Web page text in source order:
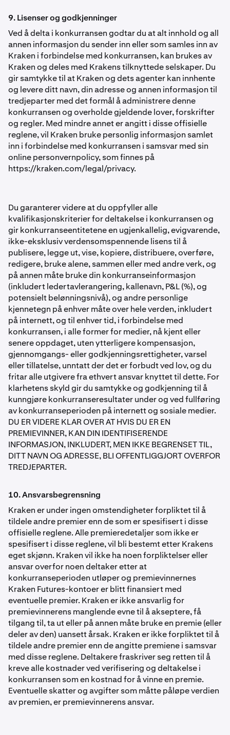
9. Lisenser og godkjenninger
Ved å delta i konkurransen godtar du at alt innhold og all
annen informasjon du sender inn eller som samles inn av
Kraken i forbindelse med konkurransen, kan brukes av
Kraken og deles med Krakens tilknyttede selskaper. Du
gir samtykke til at Kraken og dets agenter kan innhente
og levere ditt navn, din adresse og annen informasjon til
tredjeparter med det formål å administrere denne
konkurransen og overholde gjeldende lover, forskrifter
og regler. Med mindre annet er angitt i disse offisielle
reglene, vil Kraken bruke personlig informasjon samlet
inn i forbindelse med konkurransen i samsvar med sin
online personvernpolicy, som finnes på
https://kraken.com/legal/privacy.
Du garanterer videre at du oppfyller alle
kvalifikasjonskriterier for deltakelse i konkurransen og
gir konkurranseentitetene en ugjenkallelig, evigvarende,
ikke-eksklusiv verdensomspennende lisens til å
publisere, legge ut, vise, kopiere, distribuere, overføre,
redigere, bruke alene, sammen eller med andre verk, og
på annen måte bruke din konkurranseinformasjon
(inkludert ledertavlerangering, kallenavn, P&L (%), og
potensielt belønningsnivå), og andre personlige
kjennetegn på enhver måte over hele verden, inkludert
på internett, og til enhver tid, i forbindelse med
konkurransen, i alle former for medier, nå kjent eller
senere oppdaget, uten ytterligere kompensasjon,
gjennomgangs- eller godkjenningsrettigheter, varsel
eller tillatelse, unntatt der det er forbudt ved lov, og du
fritar alle utgivere fra ethvert ansvar knyttet til dette. For
klarhetens skyld gir du samtykke og godkjenning til å
kunngjøre konkurranseresultater under og ved fullføring
av konkurranseperioden på internett og sosiale medier.
DU ER VIDERE KLAR OVER AT HVIS DU ER EN
PREMIEVINNER, KAN DIN IDENTIFISERENDE
INFORMASJON, INKLUDERT, MEN IKKE BEGRENSET TIL,
DITT NAVN OG ADRESSE, BLI OFFENTLIGGJORT OVERFOR
TREDJEPARTER.
10. Ansvarsbegrensning
Kraken er under ingen omstendigheter forpliktet til å
tildele andre premier enn de som er spesifisert i disse
offisielle reglene. Alle premieredetaljer som ikke er
spesifisert i disse reglene, vil bli bestemt etter Krakens
eget skjønn. Kraken vil ikke ha noen forpliktelser eller
ansvar overfor noen deltaker etter at
konkurranseperioden utløper og premievinnernes
Kraken Futures-kontoer er blitt finansiert med
eventuelle premier. Kraken er ikke ansvarlig for
premievinnerens manglende evne til å akseptere, få
tilgang til, ta ut eller på annen måte bruke en premie (eller
deler av den) uansett årsak. Kraken er ikke forpliktet til å
tildele andre premier enn de angitte premiene i samsvar
med disse reglene. Deltakere fraskriver seg retten til å
kreve alle kostnader ved verifisering og deltakelse i
konkurransen som en kostnad for å vinne en premie.
Eventuelle skatter og avgifter som måtte påløpe verdien
av premien, er premievinnerens ansvar.